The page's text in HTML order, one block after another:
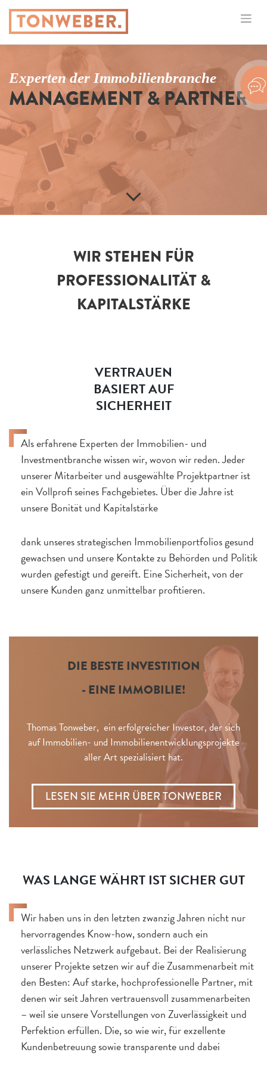
Experten der Immobilienbranche
MANAGEMENT & PARTNER
WIR STEHEN FÜR
PROFESSIONALITÄT &
KAPITALSTÄRKE
VERTRAUEN
BASIERT AUF
SICHERHEIT
Als erfahrene Experten der Immobilien- und
Investmentbranche wissen wir, wovon wir reden. Jeder
unserer Mitarbeiter und ausgewählte Projektpartner ist
ein Vollprofi seines Fachgebietes. Über die Jahre ist
unsere Bonität und Kapitalstärke
dank unseres strategischen Immobilienportfolios gesund
gewachsen und unsere Kontakte zu Behörden und Politik
wurden gefestigt und gereift. Eine Sicherheit, von der
unsere Kunden ganz unmittelbar profitieren.
DIE BESTE INVESTITION
- EINE IMMOBILIE!
Thomas Tonweber, ein erfolgreicher Investor, der sich
auf Immobilien- und Immobilienentwicklungsprojekte
aller Art spezialisiert hat.
LESEN SIE MEHR ÜBER TONWEBER
WAS LANGE WÄHRT IST SICHER GUT
Wir haben uns in den letzten zwanzig Jahren nicht nur
hervorragendes Know-how, sondern auch ein
verlässliches Netzwerk aufgebaut. Bei der Realisierung
unserer Projekte setzen wir auf die Zusammenarbeit mit
den Besten: Auf starke, hochprofessionelle Partner, mit
denen wir seit Jahren vertrauensvoll zusammenarbeiten
– weil sie unsere Vorstellungen von Zuverlässigkeit und
Perfektion erfüllen. Die, so wie wir, für exzellente
Kundenbetreuung sowie transparente und dabei